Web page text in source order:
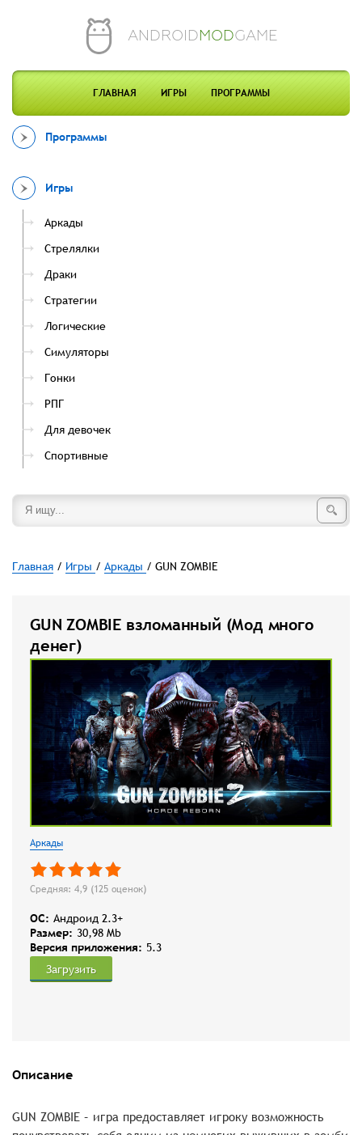
ANDROIDMODGAME
ГЛАВНАЯ ИГРЫ ПРОГРАММЫ
Программы
Игры
Аркады
Стрелялки
Драки
Стратегии
Логические
Симуляторы
Гонки
РПГ
Для девочек
Спортивные
Главная / Игры / Аркады / GUN ZOMBIE
GUN ZOMBIE взломанный (Мод много
денег)
Аркады
Средняя: 4,9 (125 оценок)
OC: Андроид 2.3+
Размер: 30,98 Mb
Версия приложения: 5.3
Загрузить
Описание
GUN ZOMBIE – игра предоставляет игроку возможность